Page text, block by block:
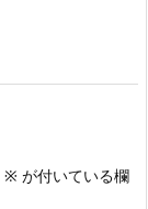
※ が付いている欄